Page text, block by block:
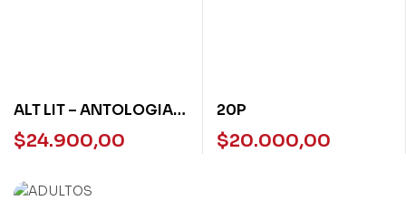
ALT LIT – ANTOLOGIA
DE LITERATURA
NORTEAMERICANA A
$24.900,00
20P
$20.000,00